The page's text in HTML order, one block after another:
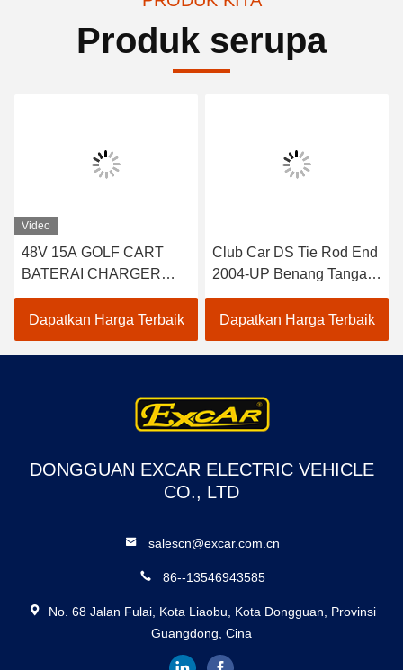
Produk serupa
Video
48V 15A GOLF CART
BATERAI CHARGER
UNTUK CLUB MOBIL
EZGO YAMAHA BUGGY
US BATERAI TROJAN
CROWN 48 VOLT
Dapatkan Harga Terbaik
Club Car DS Tie Rod End
2004-UP Benang Tangan
Kanan 2 pcs 102022601 /
102288301
Dapatkan Harga Terbaik
DONGGUAN EXCAR ELECTRIC VEHICLE
CO., LTD
salescn@excar.com.cn
86--13546943585
No. 68 Jalan Fulai, Kota Liaobu, Kota Dongguan, Provinsi
Guangdong, Cina